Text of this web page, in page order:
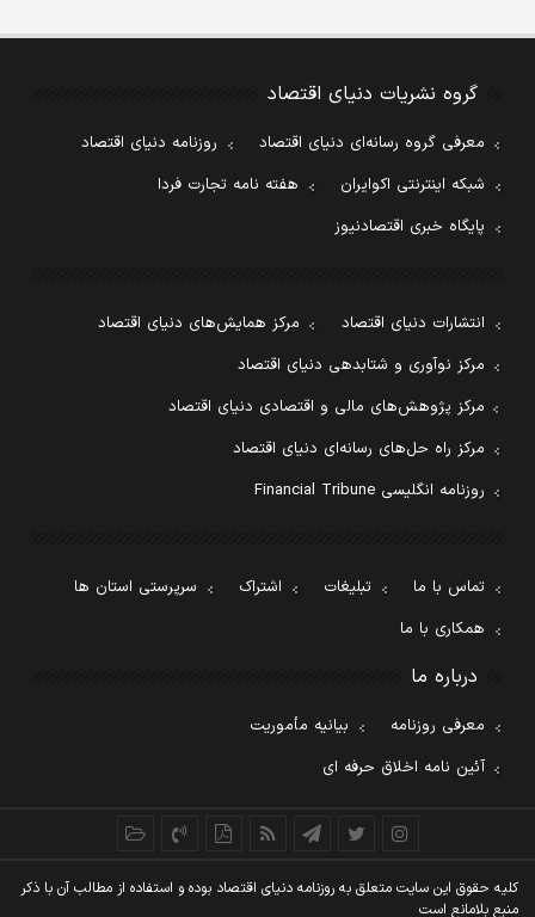
گروه نشریات دنیای اقتصاد
معرفی گروه رسانه‌ای دنیای اقتصاد
روزنامه دنیای اقتصاد
شبکه اینترنتی اکوایران
هفته نامه تجارت فردا
پایگاه خبری اقتصادنیوز
انتشارات دنیای اقتصاد
مرکز همایش‌های دنیای اقتصاد
مرکز نوآوری و شتابدهی دنیای اقتصاد
مرکز پژوهش‌های مالی و اقتصادی دنیای اقتصاد
مرکز راه حل‌های رسانه‌ای دنیای اقتصاد
روزنامه انگلیسی Financial Tribune
تماس با ما تبلیغات اشتراک
سرپرستی استان ها
همکاری با ما
درباره ما
معرفی روزنامه
بیانیه مأموریت
آئین نامه اخلاق حرفه ای
کليه حقوق اين سايت متعلق به روزنامه دنيای اقتصاد بوده و استفاده از مطالب آن با ذکر
منبع بلامانع است